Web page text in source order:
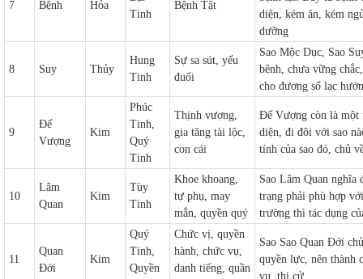
7 Bệnh Hỏa
Tinh
Bệnh Tật
diện, kém ăn, kém
dưỡng
8 Suy Thủy
Hung
Tinh
Sự sa sút, yếu
đuối
Sao Mộc Dục, Sao
bênh, chưa vững
cho đương số lạc
9
Đế
Vượng
Kim
Phúc
Tinh,
Quý
Tinh
Thịnh vượng,
gia tăng tài lộc,
con cái
Đế Vượng còn là một
diện, đi đôi với sao
tính của sao đó, chủ
10
Lâm
Quan
Kim
Tùy
Tinh
Khoe khoang,
tự phụ, may
mắn, quyền quý
Sao Lâm Quan nghĩa
trạng phải phù hợp
trường thì tác dụng
11
Quan
Đới
Kim
Quý
Tinh,
Quyền
Chức vị, quyền
hành, chức vụ,
danh tiếng, quần
Sao Sao Quan Đới
quyền lực, nên thành
vụ, thi cử.